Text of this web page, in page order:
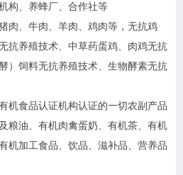
构、养蜂厂、合作社等
肉、牛肉、羊肉、鸡肉等，无抗鸡
抗养殖技术、中草药蛋鸡、肉鸡无抗
）饲料无抗养殖技术、生物酵素无抗
机食品认证机构认证的一切农副产品
粮油、有机肉禽蛋奶、有机茶、有机
机加工食品、饮品、滋补品、营养品